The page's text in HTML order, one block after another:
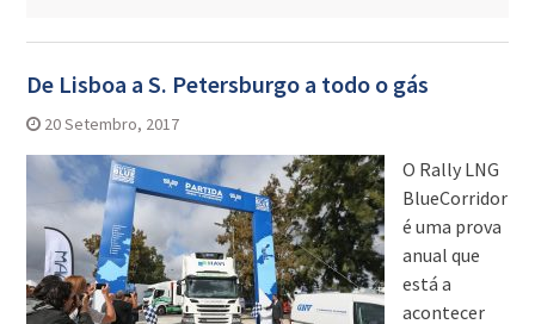
De Lisboa a S. Petersburgo a todo o gás
20 Setembro, 2017
O Rally LNG
BlueCorridor
é uma prova
anual que
está a
acontecer